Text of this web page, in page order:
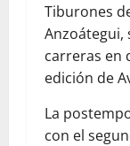
Tiburones
Anzoátegui,
carreras en
edición de
La
con el